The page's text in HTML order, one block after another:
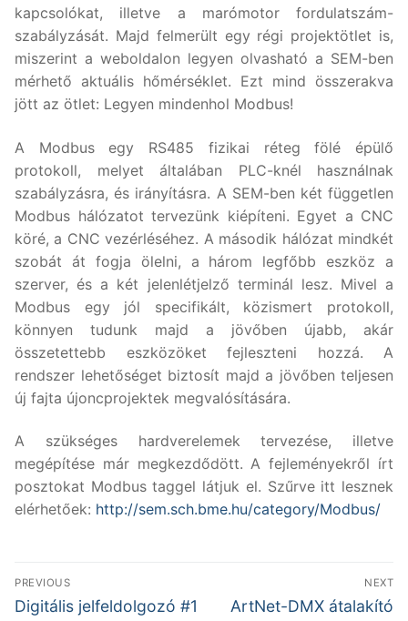
kapcsolókat, illetve a marómotor fordulatszám-
szabályzását. Majd felmerült egy régi projektötlet is,
miszerint a weboldalon legyen olvasható a SEM-ben
mérhető aktuális hőmérséklet. Ezt mind összerakva
jött az ötlet: Legyen mindenhol Modbus!
A Modbus egy RS485 fizikai réteg fölé épülő
protokoll, melyet általában PLC-knél használnak
szabályzásra, és irányításra. A SEM-ben két független
Modbus hálózatot tervezünk kiépíteni. Egyet a CNC
köré, a CNC vezérléséhez. A második hálózat mindkét
szobát át fogja ölelni, a három legfőbb eszköz a
szerver, és a két jelenlétjelző terminál lesz. Mivel a
Modbus egy jól specifikált, közismert protokoll,
könnyen tudunk majd a jövőben újabb, akár
összetettebb eszközöket fejleszteni hozzá. A
rendszer lehetőséget biztosít majd a jövőben teljesen
új fajta újoncprojektek megvalósítására.
A szükséges hardverelemek tervezése, illetve
megépítése már megkezdődött. A fejleményekről írt
posztokat Modbus taggel látjuk el. Szűrve itt lesznek
elérhetőek: http://sem.sch.bme.hu/category/Modbus/
Bejegyzés
navigáció
PREVIOUS
Previous
Digitális jelfeldolgozó #1
NEXT
Next
ArtNet-DMX átalakító